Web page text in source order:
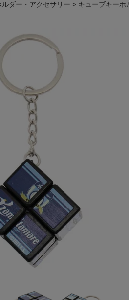
ルダー・アクセサリー キューブキーホ